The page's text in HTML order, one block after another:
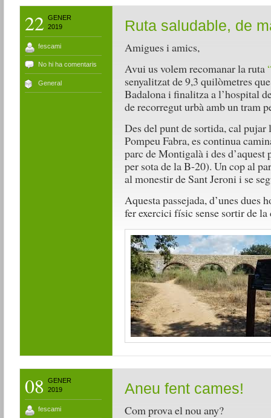
22 GENER
2019
fescami
No hi ha comentaris
General
Ruta saludable, de
Amigues i amics,
Avui us volem recomanar la ruta
senyalitzat de 9,3 quilòmetres
Badalona i finalitza a l’hospital
de recorregut urbà amb un tram
Des del punt de sortida, cal
Pompeu Fabra, es continua
parc de Montigalà i des d’aquest
per sota de la B-20). Un cop al
al monestir de Sant Jeroni i se
Aquesta passejada, d’unes dues
fer exercici físic sense sortir de
08
GENER
2019
fescami
Aneu fent cames!
Com prova el nou any?